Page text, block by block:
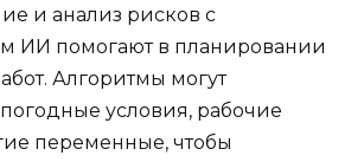
и анализ рисков с
ИИ помогают в планировании
Алгоритмы могут
условия, рабочие
переменные, чтобы